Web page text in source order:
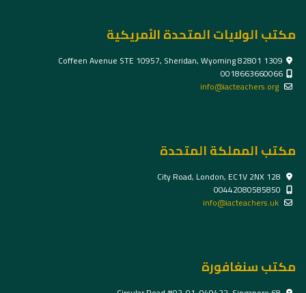
مكتب الولايات المتحدة الأمريكية
1309 Coffeen Avenue STE 10957, Sheridan, Wyoming 82801
0018663660066
info@iacteachers.org
مكتب المملكة المتحدة
info@iacteachers.uk
مكتب سنغافورة